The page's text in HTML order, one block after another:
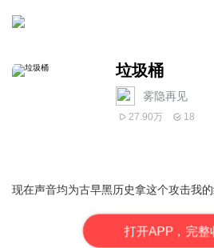
垃圾桶
雾隐再见
27.90万 18
现在声音均为古早黑历史拿这个攻击我
打开APP，完整